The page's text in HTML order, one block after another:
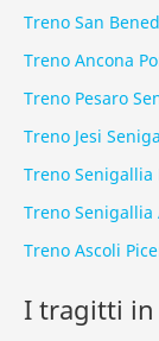
Treno San
Treno Ancona
Treno Pesaro
Treno Jesi
Treno Senigallia
Treno Senigallia
Treno Ascoli
I tragitti in